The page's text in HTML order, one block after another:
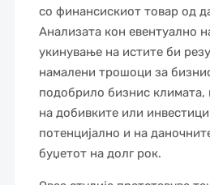
со финансискиот товар од
Анализата кон евентуално
укинување на истите би
намалени трошоци за
подобрило бизнис климата,
на добивките или
потенцијално и на
буџетот на долг рок.